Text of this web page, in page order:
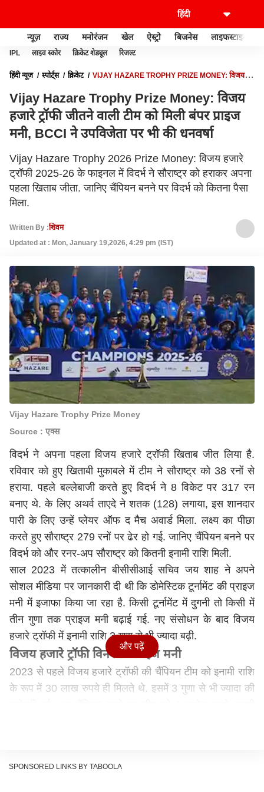
न्यूज़ राज्य मनोरंजन खेल ऐस्ट्रो बिजनेस लाइफस्टाइल
IPL लाइव स्कोर क्रिकेट शेड्यूल रिजल्ट
हिंदी न्यूज़ स्पोर्ट्स क्रिकेट
VIJAY HAZARE TROPHY PRIZE MONEY: विजय
Vijay Hazare Trophy Prize Money: विजय
हजारे ट्रॉफी जीतने वाली टीम को मिली बंपर प्राइज
मनी, BCCI ने उपविजेता पर भी की धनवर्षा
Vijay Hazare Trophy 2026 Prize Money: विजय हजारे
ट्रॉफी 2025-26 के फाइनल में विदर्भ ने सौराष्ट्र को हराकर अपना
पहला खिताब जीता. जानिए चैंपियन बनने पर विदर्भ को कितना पैसा
मिला.
Written By :शिवम
Updated at : Mon, January 19,2026, 4:29 pm (IST)
Vijay Hazare Trophy Prize Money
Source : एक्स
विदर्भ ने अपना पहला विजय हजारे ट्रॉफी खिताब जीत लिया है.
रविवार को हुए खिताबी मुकाबले में टीम ने सौराष्ट्र को 38 रनों से
हराया. पहले बल्लेबाजी करते हुए विदर्भ ने 8 विकेट पर 317 रन
बनाए थे. के लिए अथर्व ताएदे ने शतक (128) लगाया, इस शानदार
पारी के लिए उन्हें प्लेयर ऑफ द मैच अवार्ड मिला. लक्ष्य का पीछा
करते हुए सौराष्ट्र 279 रनों पर ढेर हो गई. जानिए चैंपियन बनने पर
विदर्भ को और रनर-अप सौराष्ट्र को कितनी इनामी राशि मिली.
साल 2023 में तत्कालीन बीसीसीआई सचिव जय शाह ने अपने
सोशल मीडिया पर जानकारी दी थी कि डोमेस्टिक टूर्नामेंट की प्राइज
मनी में इजाफा किया जा रहा है. किसी टूर्नामेंट में दुगनी तो किसी में
तीन गुणा तक प्राइज मनी बढ़ाई गई. नए संसोधन के बाद विजय
हजारे ट्रॉफी में इनामी राशि 3 गुणा से भी ज्यादा बढ़ी.
विजय हजारे ट्रॉफी विनर की प्राइज मनी
2023 से पहले विजय हजारे ट्रॉफी की चैंपियन टीम को इनामी राशि
के रूप में 30 लाख रुपये ही मिलते थे. इसमें 3 गुणा से भी ज्यादा की
और पढ़ें
SPONSORED LINKS BY TABOOLA